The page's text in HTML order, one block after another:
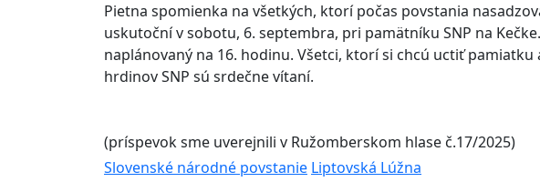
Pietna spomienka na všetkých, ktorí počas povstania
uskutoční v sobotu, 6. septembra, pri pamätníku SNP na
naplánovaný na 16. hodinu. Všetci, ktorí si chcú uctiť
hrdinov SNP sú srdečne vítaní.
(príspevok sme uverejnili v Ružomberskom hlase č.17/2025)
Slovenské národné povstanie Liptovská Lúžna